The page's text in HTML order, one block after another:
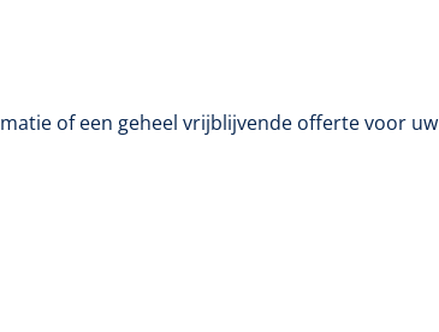
of een geheel vrijblijvende offerte voor uw